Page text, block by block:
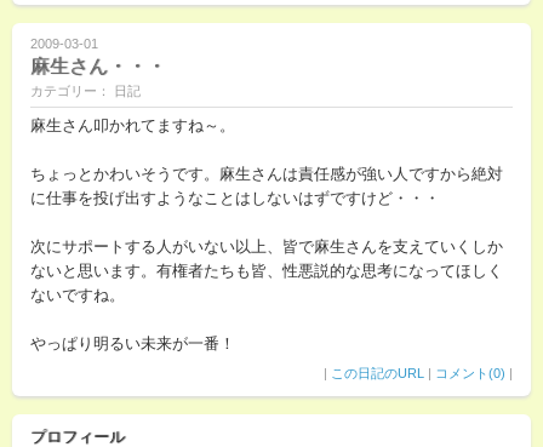
2009-03-01
麻生さん・・・
カテゴリー： 日記
麻生さん叩かれてますね～。
ちょっとかわいそうです。麻生さんは責任感が強い人ですから絶対
に仕事を投げ出すようなことはしないはずですけど・・・
次にサポートする人がいない以上、皆で麻生さんを支えていくしか
ないと思います。有権者たちも皆、性悪説的な思考になってほしく
ないですね。
やっぱり明るい未来が一番！
| この日記のURL | コメント(0) |
プロフィール